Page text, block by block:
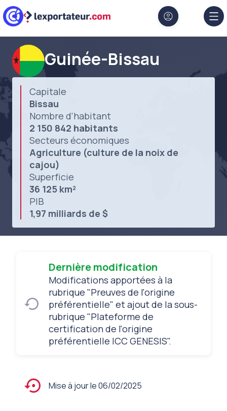
Aller au contenu principal
Guinée-Bissau
Capitale
Bissau
Nombre d'habitant
2 150 842 habitants
Secteurs économiques
Agriculture (culture de la noix de
cajou)
Superficie
36 125 km²
PIB
1,97 milliards de $
Dernière modification
Modifications apportées à la
rubrique "Preuves de l'origine
préférentielle" et ajout de la sous-
rubrique "Plateforme de
certification de l'origine
préférentielle ICC GENESIS".
Mise à jour le 06/02/2025
Panneau de gestion des cookies